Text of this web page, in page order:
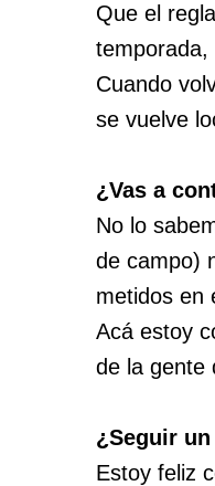
Que el
temporada,
Cuando
se vuelve
¿Vas a
No lo
de campo)
metidos en
Acá estoy
de la gente
¿Seguir
Estoy feliz